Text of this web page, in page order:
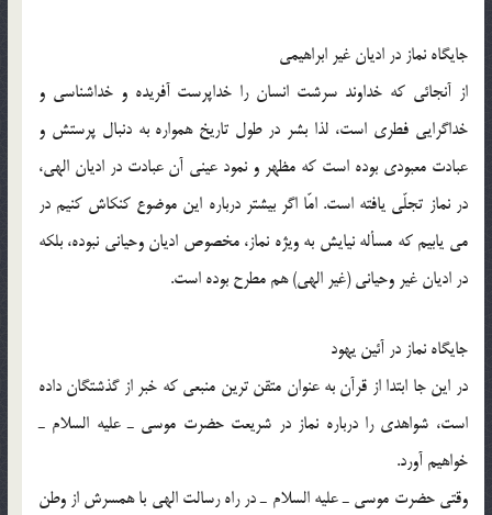
جايگاه نماز در اديان غير ابراهيمي
از آنجائي كه خداوند سرشت انسان را خداپرست آفريده و خداشناسي و
خداگرايي فطري است، لذا بشر در طول تاريخ همواره به دنبال پرستش و
عبادت معبودي بوده است كه مظهر و نمود عيني آن عبادت در اديان الهي،
در نماز تجلّي يافته است. امّا اگر بيشتر درباره اين موضوع كنكاش كنيم در
مي يابيم كه مسأله نيايش به ويژه نماز، مخصوص اديان وحياني نبوده، بلكه
در اديان غير وحياني (غير الهي) هم مطرح بوده است.
جايگاه نماز در آئين يهود
در اين جا ابتدا از قرآن به عنوان متقن ترين منبعي كه خبر از گذشتگان داده
است، شواهدي را درباره نماز در شريعت حضرت موسي ـ عليه السلام ـ
خواهيم آورد.
وقتي حضرت موسي ـ عليه السلام ـ در راه رسالت الهي با همسرش از وطن